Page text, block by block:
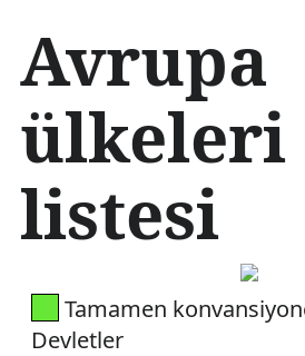
r
ğ
e
a
l
Avrupa
ülkeleri
listesi
Tamamen
Devletler